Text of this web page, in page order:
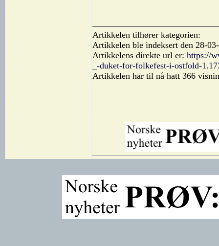
Artikkelen tilhører kategorien:
Artikkelen ble indeksert den 28-
Artikkelens direkte url er: https://
_-duket-for-folkefest-i-ostfold-
Artikkelen har til nå hatt 366